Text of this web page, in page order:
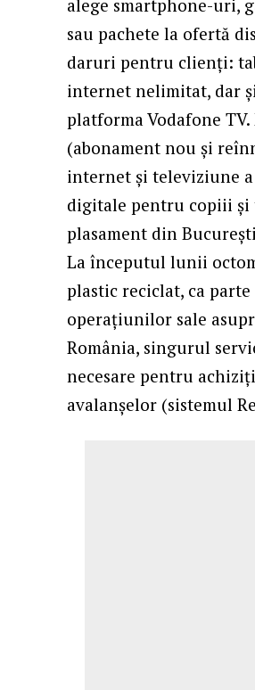
alege smartphone-uri,
sau pachete la ofertă
daruri pentru clienți:
internet nelimitat, dar
platforma Vodafone
(abonament nou și
internet și televiziune
digitale pentru copiii și
plasament din
La începutul lunii
plastic reciclat, ca
operațiunilor sale
România, singurul
necesare pentru
avalanșelor (sistemul